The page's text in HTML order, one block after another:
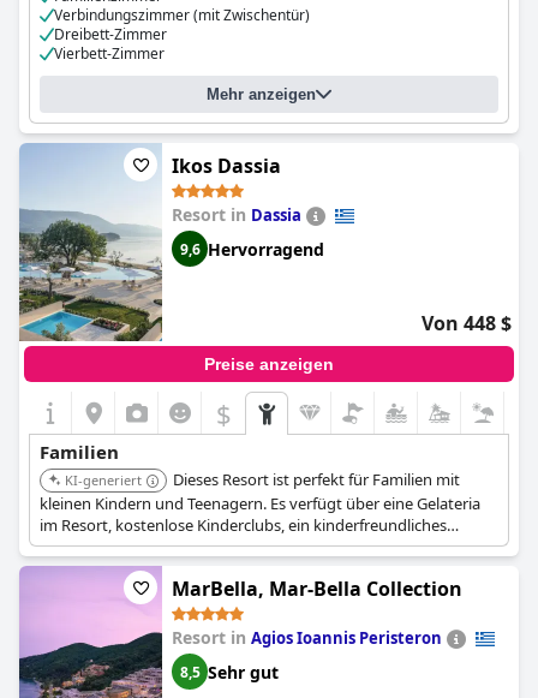
Verbindungszimmer (mit Zwischentür)
Dreibett-Zimmer
Vierbett-Zimmer
Ein-Zimmer-Appartment
Zwei-Zimmer-Appartment
Drei-Zimmer-Appartment
Kann das Babybett auch im Zimmer der Eltern aufgestellt werden? Ja
Mehr anzeigen
Ikos Dassia
Resort in Dassia
9,6 Hervorragend
Von 448 $
Preise anzeigen
$
Familien
KI-generiert
Dieses Resort ist perfekt für Familien mit
kleinen Kindern und Teenagern. Es verfügt über eine Gelateria
im Resort, kostenlose Kinderclubs, ein kinderfreundliches
Theater, Schwimmbäder, einen kleinen Wasserpark und einen
mit der Blauen Flagge ausgezeichneten Strand. Die kostenlose
Nutzung eines Mini oder Tesla zur Erkundung der Insel ist
ebenfalls möglich.
MarBella, Mar-Bella Collection
Resort in Agios Ioannis Peristeron
8,5 Sehr gut